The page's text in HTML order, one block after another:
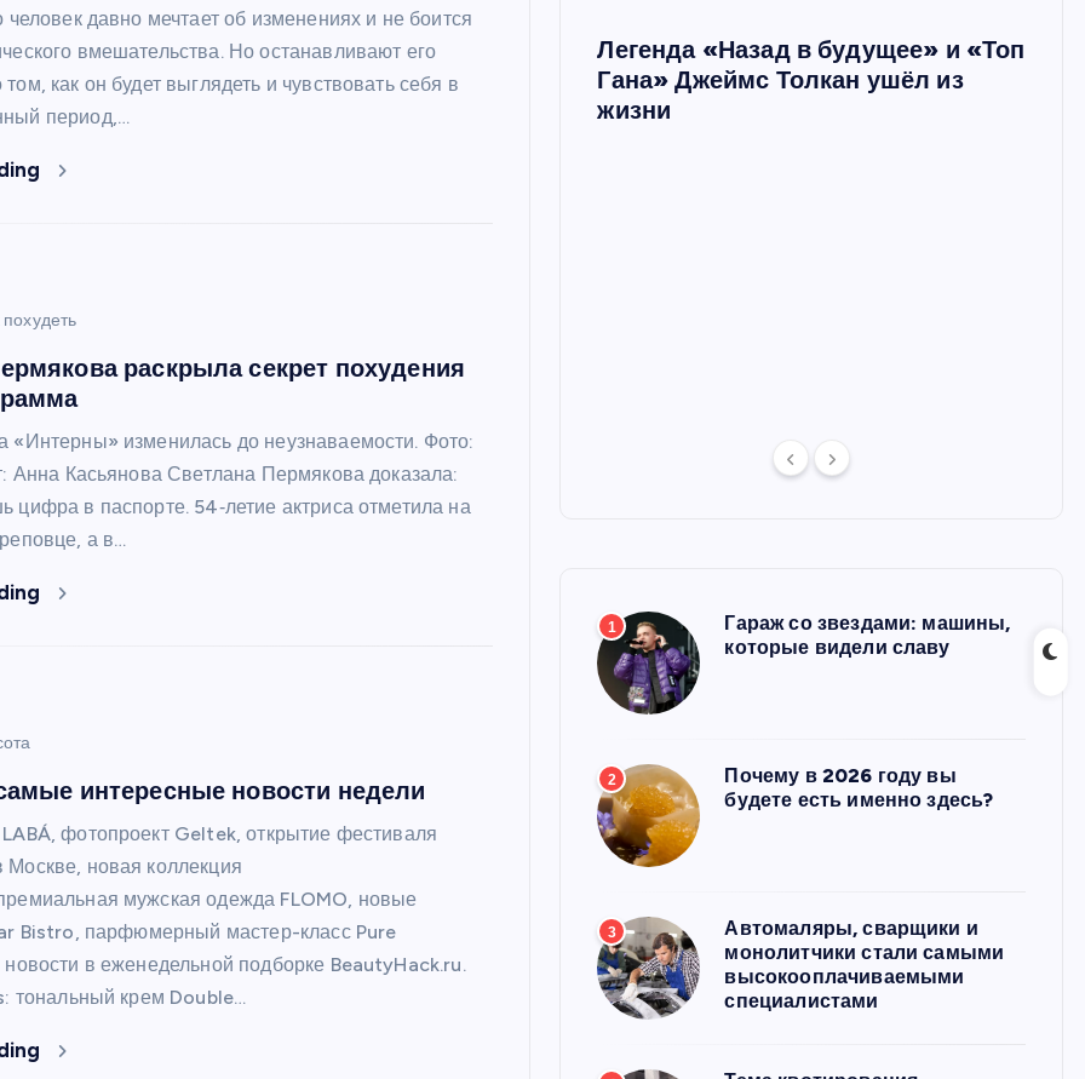
человек давно мечтает об изменениях и не боится
вмешательства. Но останавливают его
как он будет выглядеть и чувствовать себя в
период,…
похудеть
раскрыла секрет похудения
«Интерны» изменилась до неузнаваемости. Фото:
Анна Касьянова Светлана Пермякова доказала:
цифра в паспорте. 54‑летие актриса отметила на
а в…
интересные новости недели
фотопроект Geltek, открытие фестиваля
новая коллекция
мужская одежда FLOMO, новые
Bistro, парфюмерный мастер-класс Pure
новости в еженедельной подборке BeautyHack.ru.
тональный крем Double…
ШОУБИЗ
каст
Легенда «Назад в будущее» и «Топ
Гана» Джеймс Толкан ушёл из
жизни
1
Гараж со звездами: машины,
которые видели славу
2
Почему в 2026 году вы
будете есть именно здесь?
3
Автомаляры, сварщики и
монолитчики стали самыми
высокооплачиваемыми
специалистами